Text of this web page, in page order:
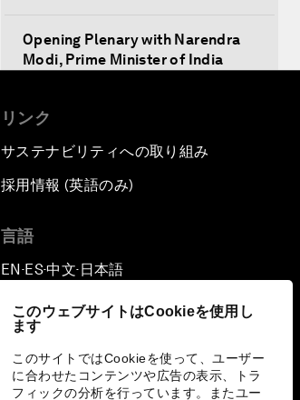
このウェブサイトはCookieを使用し
ます
このサイトではCookieを使って、ユーザー
に合わせたコンテンツや広告の表示、トラ
フィックの分析を行っています。またユー
Opening Plenary with Narendra
Modi, Prime Minister of India
How Is Rentier Capitalism
Aggravating Inequality?
Fostering Inclusivity
Into a Deal-Based Global Order?
Post-Establishment Politics?
An Insight, An Idea with Cate
Blanchett
リンク
サステナビリティへの取り組み
採用情報 (英語のみ)
言語
EN ▪ES▪中文▪ 日本語